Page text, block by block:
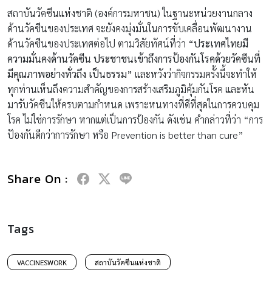
สถาบันวัคซีนแห่งชาติ (องค์การมหาชน) ในฐานะหน่วยงานกลาง
ด้านวัคซีนของประเทศ จะยังคงมุ่งมั่นในการขับเคลื่อนพัฒนางาน
ด้านวัคซีนของประเทศต่อไป ตามวิสัยทัศน์ที่ว่า “ประเทศไทยมี
ความมั่นคงด้านวัคซีน ประชาชนเข้าถึงการป้องกันโรคด้วยวัคซีนที่
มีคุณภาพอย่างทั่วถึง เป็นธรรม” และหวังว่ากิจกรรมครั้งนี้จะทำให้
ทุกท่านเห็นถึงความสำคัญของการสร้างเสริมภูมิคุ้มกันโรค และหัน
มารับวัคซีนให้ครบตามกำหนด เพราะหนทางที่ดีที่สุดในการควบคุม
โรค ไม่ใช่การรักษา หากแต่เป็นการป้องกัน ดังเช่น คำกล่าวที่ว่า “การ
ปัองกันดีกว่าการรักษา หรือ Prevention is better than cure”
Share On :
Tags
VACCINESWORK สถาบันวัคซีนแห่งชาติ